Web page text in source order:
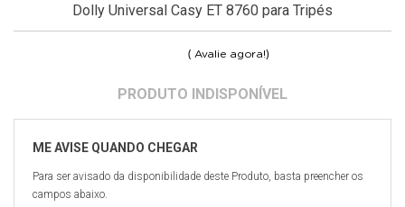
Dolly Universal Casy ET 8760 para Tripés
( Avalie agora!)
Para ser avisado da disponibilidade deste Produto, basta preencher os
campos abaixo.